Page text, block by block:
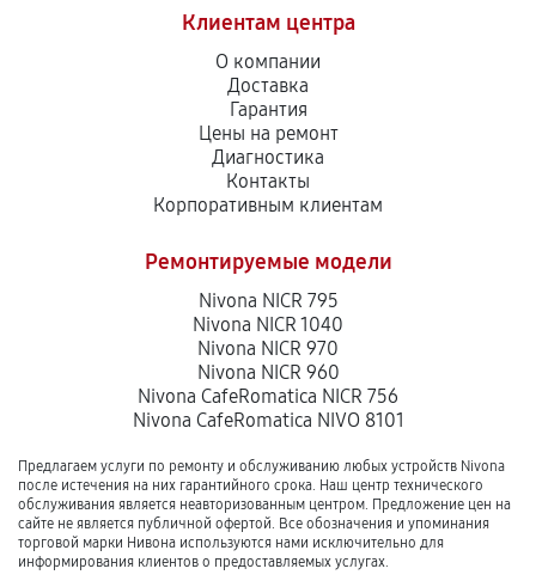
Клиентам центра
О компании
Доставка
Гарантия
Цены на ремонт
Диагностика
Контакты
Корпоративным клиентам
Ремонтируемые модели
Nivona NICR 795
Nivona NICR 1040
Nivona NICR 970
Nivona NICR 960
Nivona CafeRomatica NICR 756
Nivona CafeRomatica NIVO 8101
Предлагаем услуги по ремонту и обслуживанию любых устройств Nivona
после истечения на них гарантийного срока. Наш центр технического
обслуживания является неавторизованным центром. Предложение цен на
сайте не является публичной офертой. Все обозначения и упоминания
торговой марки Нивона используются нами исключительно для
информирования клиентов о предоставляемых услугах.